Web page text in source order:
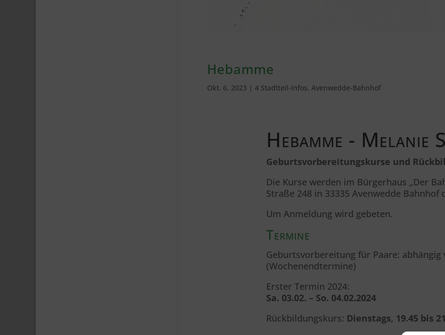
Hebamme
Okt. 6, 2023 | 4 Stadtteil-Infos, Avenwedde-Bahnhof
Hebamme -
Geburtsvorbereitungskurse und
Die Kurse werden im Bürgerhaus „Der
Straße 248 in 33335 Avenwedde
Um Anmeldung wird gebeten.
Termine
Geburtsvorbereitung für Paare: abhängig
(Wochenendtermine)
Erster Termin 2024:
Sa. 03.02. – So. 04.02.2024
Rückbildungskurs: Dienstags, 19.45 bis